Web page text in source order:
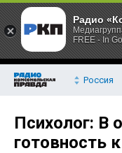
Россия
Психолог: В
готовность
Радио
FREE - In